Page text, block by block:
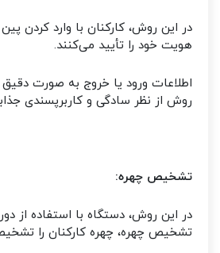
در این روش، کارکنان با وارد کردن
هویت خود را تأیید می‌کنند.
اطلاعات ورود یا خروج به صورت
روش از نظر سادگی و کاربرپسندی
تشخیص چهره:
در این روش، دستگاه با استفاده از
تشخیص چهره، چهره کارکنان را